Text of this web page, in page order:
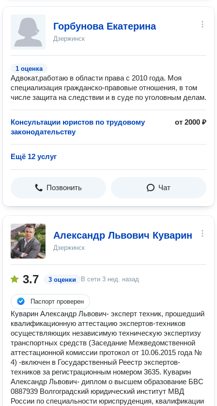
Горбунова Екатерина
Дзержинск
1 оценка
Адвокат,работаю в области права с 2010 года. Моя
специализация гражданско-правовые отношения, в том
числе защита на следствии и в суде по уголовным делам.
Консультации юристов по трудовому
законодательству
от 2000 ₽
Ещё 12 услуг
Позвонить Чат
Александр Львович Куварин
Дзержинск
3.7 3 оценки В сети 3 нед. назад
Паспорт проверен
Куварин Александр Львович- эксперт техник, прошедший
квалификационную аттестацию экспертов-техников
осуществляющих независимую техническую экспертизу
транспортных средств (Заседание Межведомственной
аттестационной комиссии протокол от 10.06.2015 года №
4) -включен в Государственный Реестр экспертов-
техников за регистрационным номером 3635. Куварин
Александр Львович- диплом о высшем образование БВС
0887939 Волгоградский юридический институт МВД
России по специальности юриспруденция, квалификации